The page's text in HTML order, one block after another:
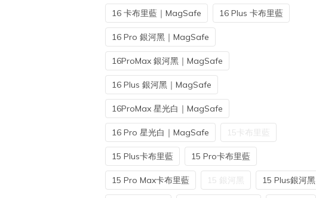
16 卡布里藍｜MagSafe 16 Plus 卡布里藍
16 Pro 銀河黑｜MagSafe
16ProMax 銀河黑｜MagSafe
16 Plus 銀河黑｜MagSafe
16ProMax 星光白｜MagSafe
16 Pro 星光白｜MagSafe 15卡布里藍
15 Plus卡布里藍 15 Pro卡布里藍
15 Pro Max卡布里藍 15 銀河黑 15 Plus銀河黑